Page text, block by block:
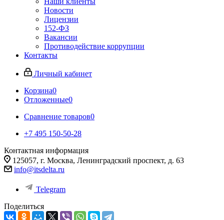
Новости
Лицензии
152-ФЗ
Вакансии
Противодействие коррупции
Контакты
Личный кабинет
Корзина0
Отложенные0
Сравнение товаров0
+7 495 150-50-28
Контактная информация
125057, г. Москва, Ленинградский проспект, д. 63
info@itsdelta.ru
Telegram
Поделиться